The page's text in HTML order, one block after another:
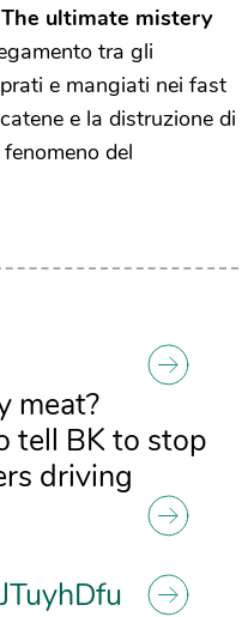
The ultimate mistery
tra gli
e mangiati nei fast
e la distruzione di
del
meat?
tell BK to stop
driving